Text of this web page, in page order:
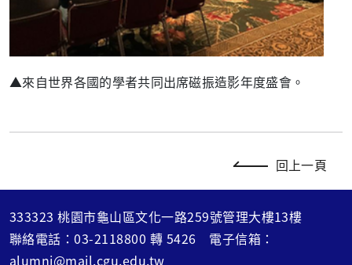
▲來自世界各國的學者共同出席磁振造影年度盛會。
回上一頁
333323 桃園市龜山區文化一路259號管理大樓13樓
聯絡電話：03-2118800 轉 5426
電子信箱：
alumni@mail.cgu.edu.tw